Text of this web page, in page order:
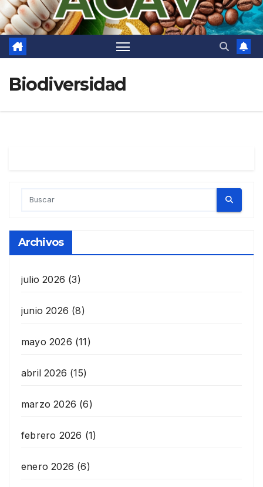
Biodiversidad
Archivos
julio 2026 (3)
junio 2026 (8)
mayo 2026 (11)
abril 2026 (15)
marzo 2026 (6)
febrero 2026 (1)
enero 2026 (6)